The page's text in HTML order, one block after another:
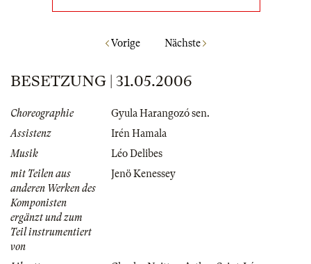
Vorige Nächste
BESETZUNG | 31.05.2006
Choreographie
Gyula Harangozó sen.
Assistenz
Irén Hamala
Musik
Léo Delibes
mit Teilen aus
anderen Werken des
Komponisten
ergänzt und zum
Teil instrumentiert
von
Jenö Kenessey